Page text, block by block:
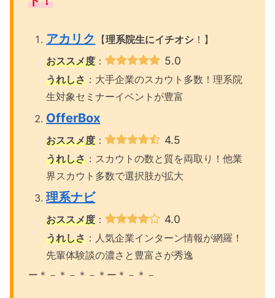
アカリク 【理系院生にイチオシ ！】
おススメ度 ： 5.0
うれしさ ：大手企業のスカウト多数！理系院
生対象セミナーイベントが豊富
OfferBox
おススメ度 ： 4.5
うれしさ ：スカウトの数と質を両取り！他業
界スカウト多数で選択肢が拡大
理系ナビ
おススメ度 ： 4.0
うれしさ ：人気企業インターン情報が網羅！
先輩体験談の濃さと豊富さが秀逸
ー＊－＊－＊－＊ー＊－＊－